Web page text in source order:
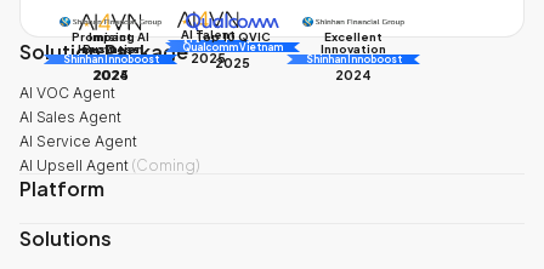
Promising AI
Business
AI Awards
2025
AI Talent
AI Awards
2025
Excellent
Innovation
Shinhan Innoboost
2024
Impact
Innovation
Shinhan Innoboost
2024
Top 10 QVIC
Qualcomm Vietnam
2025
Solution Package
AI VOC Agent
AI Sales Agent
AI Service Agent
AI Upsell Agent (Coming)
Platform
Solutions